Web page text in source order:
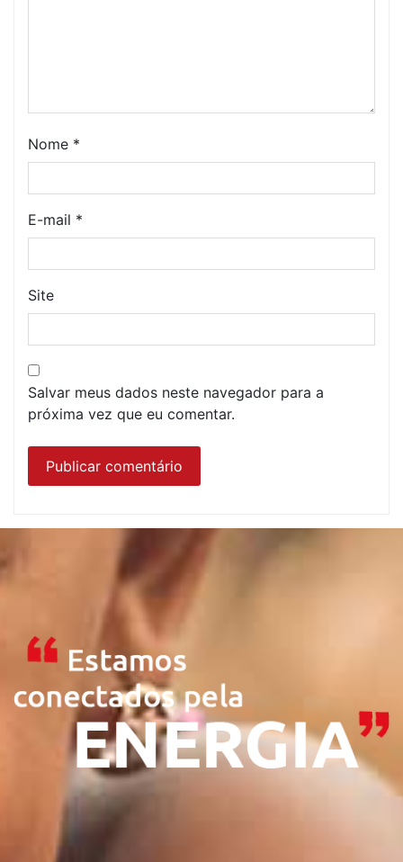
Nome *
E-mail *
Site
Salvar meus dados neste navegador para a
próxima vez que eu comentar.